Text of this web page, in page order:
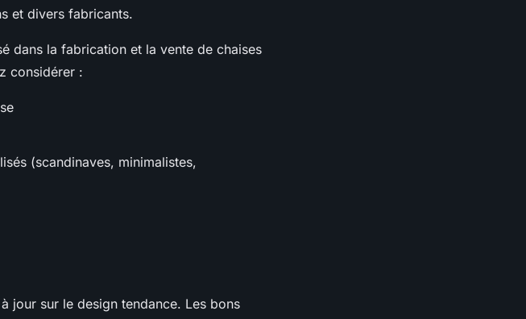
et divers fabricants.
dans la fabrication et la vente de chaises
considérer :
(scandinaves, minimalistes,
jour sur le design tendance. Les bons